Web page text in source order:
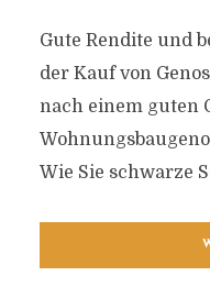
Gute Rendite und
der Kauf von
nach einem guten
Wie Sie schwarze